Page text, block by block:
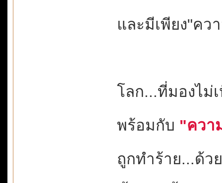
และมีเพียง"คว
โลก...ที่มองไม่
พร้อมกับ "ควา
ถูกทำร้าย...ด้ว